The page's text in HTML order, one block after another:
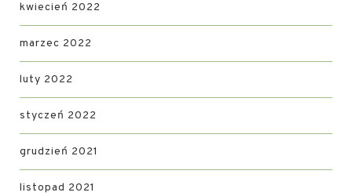
kwiecień 2022
marzec 2022
luty 2022
styczeń 2022
grudzień 2021
listopad 2021